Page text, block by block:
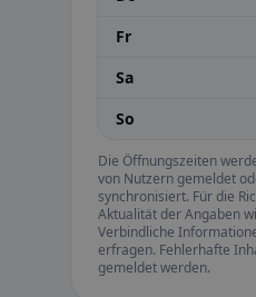
Fr
Sa
So
Die Öffnungszeiten
von Nutzern gemeldet
synchronisiert. Für die
Aktualität der Angaben
Verbindliche
erfragen. Fehlerhafte
gemeldet werden.